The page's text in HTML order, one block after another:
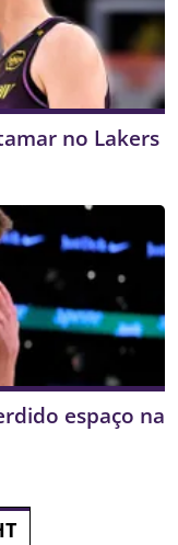
no Lakers
espaço na